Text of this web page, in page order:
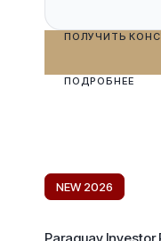
ПОЛУЧИТЬ
ПОДРОБНЕЕ
NEW 2026